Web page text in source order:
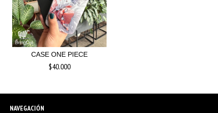
CASE ONE PIECE
$40.000
NAVEGACIÓN